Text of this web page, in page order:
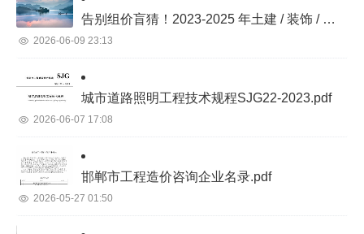
告别组价盲猜！2023-2025 年土建 / 装饰 / 市政 / 机电 / 景观真实项目价格库
2026-06-09 23:13
城市道路照明工程技术规程SJG22-2023.pdf
2026-06-07 17:08
邯郸市工程造价咨询企业名录.pdf
2026-05-27 01:50